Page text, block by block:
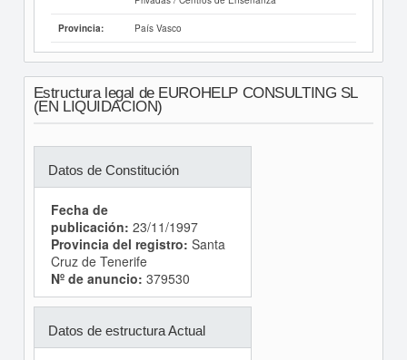
Provincia: País Vasco
Estructura legal de EUROHELP CONSULTING SL
(EN LIQUIDACION)
Datos de Constitución
Fecha de
publicación: 23/11/1997
Provincia del registro: Santa
Cruz de Tenerife
Nº de anuncio: 379530
Datos de estructura Actual